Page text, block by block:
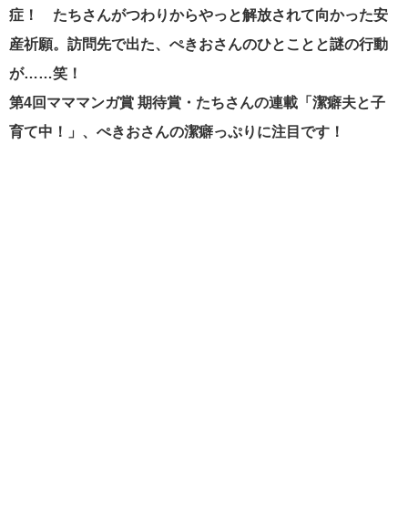
症！ たちさんがつわりからやっと解放されて向かった安
産祈願。訪問先で出た、ぺきおさんのひとことと謎の行動
が……笑！
第4回マママンガ賞 期待賞・たちさんの連載「潔癖夫と子
育て中！」、ぺきおさんの潔癖っぷりに注目です！